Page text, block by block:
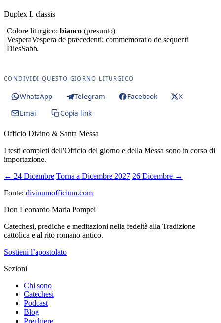
Duplex I. classis
Colore liturgico: bianco (presunto)
VesperaVespera de præcedenti; commemoratio de sequenti
DiesSabb.
CONDIVIDI QUESTO GIORNO LITURGICO
WhatsApp Telegram Facebook
X
Email
Copia link
Officio Divino & Santa Messa
I testi completi dell'Officio del giorno e della Messa sono in corso di
importazione.
← 24 Dicembre Torna a Dicembre 2027 26 Dicembre →
Fonte: divinumofficium.com
Don Leonardo Maria Pompei
Catechesi, prediche e meditazioni nella fedeltà alla Tradizione
cattolica e al rito romano antico.
Sostieni l’apostolato
Sezioni
Chi sono
Catechesi
Podcast
Blog
Preghiere